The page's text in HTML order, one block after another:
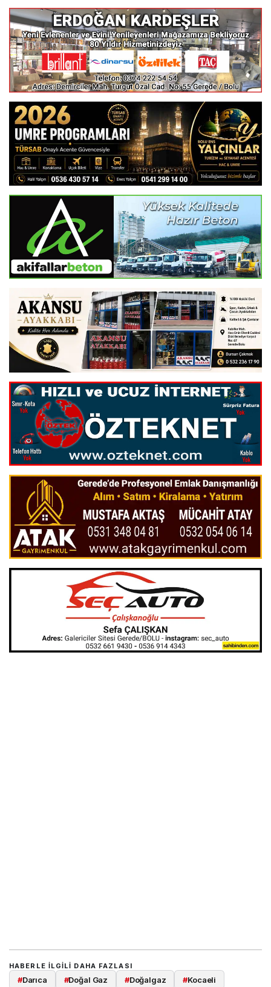
HABERLE ILGILI DAHA FAZLASI
#Darıca #Doğal Gaz #Doğalgaz #Kocaeli